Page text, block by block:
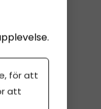
för att
att